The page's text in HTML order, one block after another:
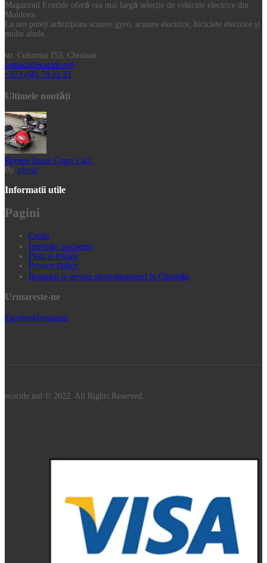
Magazinul Ecoride oferă cea mai largă selecție de vehicule electrice din
Moldova.
La noi puteți achiziţiona scutere gyro, scutere electrice, biciclete electrice și
multe altele.
str. Columna 153, Chisinau
contact@ecoride.md
+373 (68) 78 22 33
Ultimele noutăți
Review Razor Crazy Cart.
By admin
Informatii utile
Pagini
Credit
Întrebări frecvente
Plata si livrare
Privacy Policy
Reparații și service electrotransport în Chișinău
Urmareste-ne
FacebookInstagran
ecoride.md © 2022 All Rights Reserved.